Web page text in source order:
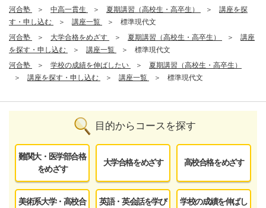
河合塾
中高一貫生 夏期講習（高校生・高卒生）
講座を探
す・申し込む
講座一覧
標準現代文
河合塾
大学合格をめざす 夏期講習（高校生・高卒生）
講座
を探す・申し込む
講座一覧
標準現代文
河合塾
学校の成績を伸ばしたい
夏期講習（高校生・高卒生）
講座を探す・申し込む
講座一覧 標準現代文
目的からコースを探す
難関大・医学部合格
をめざす
大学合格をめざす 高校合格をめざす
美術系大学・高校合
英語・英会話を学び
学校の成績を伸ばし